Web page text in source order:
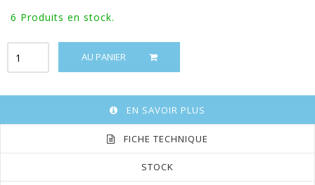
6 Produits en stock.
AU PANIER
EN SAVOIR PLUS
FICHE TECHNIQUE
STOCK